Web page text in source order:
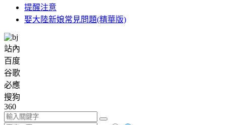
提醒注意
娶大陸新娘常見問題(精華版)
站內
百度
谷歌
必應
搜狗
360